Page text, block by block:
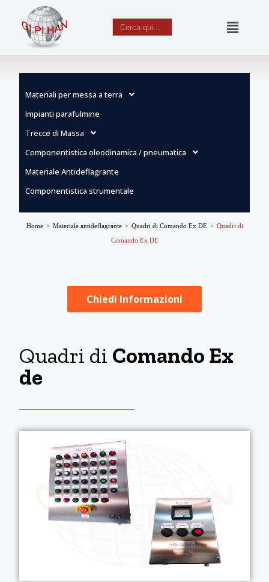
Search
for:
Materiali per messa a terra
Impianti parafulmine
Trecce di Massa
Componentistica oleodinamica / pneumatica
Materiale Antideflagrante
Componentistica strumentale
Home > Materiale antideflagrante > Quadri di Comando Ex DE > Quadri di
Comando Ex DE
Chiedi Informazioni
Quadri di Comando Ex
de